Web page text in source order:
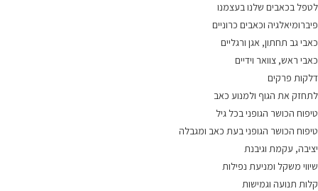
לטפל בכאבים שלנו בעצמנו
פיברומיאלגיה וכאבים כרוניים
כאבי גב תחתון, אגן ורגליים
כאבי ראש, צוואר וידיים
דלקות פרקים
לתחזק את הגוף ולמנוע כאב
טיפוח הכושר הגופני בכל גיל
טיפוח הכושר הגופני בעת כאב ומגבלה
יציבה, עקמת וגיבנת
שיווי משקל ומניעת נפילות
קלות תנועה וגמישות